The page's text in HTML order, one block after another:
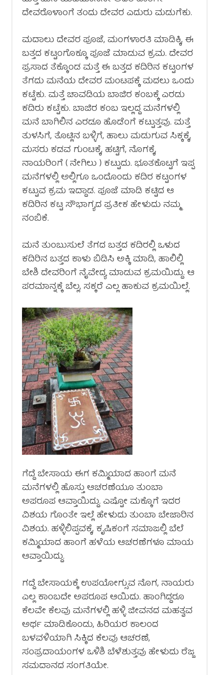
ದೇವರೊಳಾಂಗೆ ತಂದು ದೇವರ ಎದುರು ಮಡುಗೆಕು.
ಮದಾಲು ದೇವರ ಪೂಜೆ, ಮಂಗಳಾರತಿ ಮಾಡಿಕ್ಕಿ, ಈ
ಬತ್ತದ ಕಟ್ಟಂಗೊಕ್ಕೂ ಪೂಜೆ ಮಾಡುವ ಕ್ರಮ. ದೇವರ
ಪ್ರಸಾದ ತೆಕ್ಕೊಂಡ ಮತ್ತೆ ಈ ಬತ್ತದ ಕದಿರಿನ ಕಟ್ಟಂಗಳ
ತೆಗದು ಮನೆಯ ದೇವರ ಮಂಟಪಕ್ಕೆ ಮದಲು ಒಂದು
ಕಟ್ಟೆಕು. ಮತ್ತೆ ಚಾವಡಿಯ ಬಾಜಿರ ಕಂಬಕ್ಕೆ ಎರಡು
ಕದಿರು ಕಟ್ಟೆಕು. ಬಾಜಿರ ಕಂಬ ಇಲ್ಲದ್ದ ಮನೆಗಳಲ್ಲಿ
ಮನೆ ಬಾಗಿಲಿನ ಎರಡೂ ಹೊಡೆಂಗೆ ಕಟ್ಟುತ್ತವು. ಮತ್ತೆ
ತುಳಸಿಗೆ, ತೊಟ್ಲಿನ ಬಳ್ಳಿಗೆ, ಹಾಲು ಮಡುಗುವ ಸಿಕ್ಕಕ್ಕೆ,
ಮಸರು ಕಡವ ಗುಂಟಕ್ಕೆ, ಹಟ್ಟಿಗೆ, ನೊಗಕ್ಕೆ,
ನಾಯರಿಂಗೆ ( ನೇಗಿಲು ) ಕಟ್ಟುದು. ಭೂತಕೊಟ್ಟಗೆ ಇಪ್ಪ
ಮನೆಗಳಲ್ಲಿ ಅಲ್ಲಿಗೂ ಒಂದೊಂದು ಕದಿರ ಕಟ್ಟಂಗಳ
ಕಟ್ಟುವ ಕ್ರಮ ಇದ್ದಾಡ. ಪೂಜೆ ಮಾಡಿ ಕಟ್ಟಿದ ಆ
ಕದಿರಿನ ಕಟ್ಟ ಸೌಭಾಗ್ಯದ ಪ್ರತೀಕ ಹೇಳುದು ನಮ್ಮ
ನಂಬಿಕೆ.
ಮನೆ ತುಂಬುಸುಲೆ ತೆಗದ ಬತ್ತದ ಕದಿರಲ್ಲಿ ಒಳುದ
ಕದಿರಿನ ಬತ್ತದ ಕಾಳು ಬಿಡಿಸಿ ಅಕ್ಕಿ ಮಾಡಿ, ಹಾಲಿಲ್ಲಿ
ಬೇಶಿ ದೇವರಿಂಗೆ ನೈವೇದ್ಯ ಮಾಡುವ ಕ್ರಮಯಿದ್ದು. ಆ
ಪರಮಾನ್ನಕ್ಕೆ ಬೆಲ್ಲ, ಸಕ್ಕರೆ ಎಲ್ಲ ಹಾಕುವ ಕ್ರಮಯಿಲ್ಲೆ.
ಗೆದ್ದೆ ಬೇಸಾಯ ಈಗ ಕಮ್ಮಿಯಾದ ಹಾಂಗೆ ಮನೆ
ಮನೆಗಳಲ್ಲಿ ಹೊಸ್ತು ಆಚರಣೆಯೂ ತುಂಬಾ
ಅಪರೂಪ ಆವ್ತಾಯಿದ್ದು. ಎಷ್ಟೋ ಮಕ್ಕೊಗೆ ಇದರ
ವಿಶಯ ಗೊಂತೇ ಇಲ್ಲೆ ಹೇಳುದು ತುಂಬಾ ಬೇಜಾರಿನ
ವಿಶಯ. ಹಳ್ಳಿಲಿಪ್ಪವಕ್ಕೆ, ಕೃಷಿಕಂಗೆ ಸಮಾಜಲ್ಲಿ ಬೆಲೆ
ಕಮ್ಮಿಯಾದ ಹಾಂಗೆ ಹಳೆಯ ಆಚರಣೆಗಳೂ ಮಾಯ
ಆವ್ತಾಯಿದ್ದು.
ಗದ್ದೆ ಬೇಸಾಯಕ್ಕೆ ಉಪಯೋಗ್ಸುವ ನೊಗ, ನಾಯರು
ಎಲ್ಲ ಕಾಂಬದೇ ಅಪರೂಪ ಆಯಿದು. ಹಾಂಗಿದ್ದರೂ
ಕೆಲವೇ ಕೆಲವು ಮನೆಗಳಲ್ಲಿ ಹಳ್ಳಿ ಜೀವನದ ಮಹತ್ವವ
ಅರ್ಥ ಮಾಡಿಕೊಂಡು, ಹಿರಿಯರ ಕಾಲಂದ
ಬಳವಳಿಯಾಗಿ ಸಿಕ್ಕಿದ ಕೆಲವು ಆಚರಣೆ,
ಸಂಪ್ರದಾಯಂಗಳ ಒಳಿಶಿ ಬೆಳೆಶುತ್ತವು ಹೇಳುದು ರೆಜ್ಜ
ಸಮದಾನದ ಸಂಗತಿಯೇ.